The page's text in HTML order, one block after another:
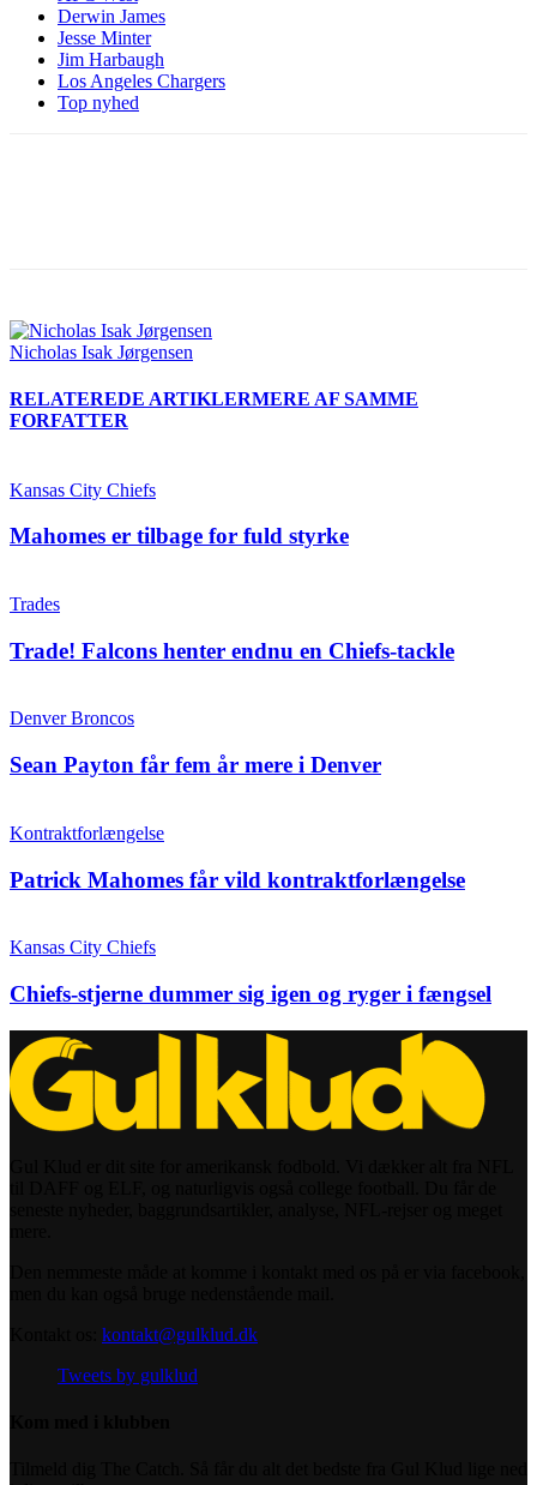
Derwin James
Jesse Minter
Jim Harbaugh
Los Angeles Chargers
Top nyhed
Nicholas Isak Jørgensen
RELATEREDE ARTIKLERMERE AF SAMME
FORFATTER
Kansas City Chiefs
Mahomes er tilbage for fuld styrke
Trades
Trade! Falcons henter endnu en Chiefs-tackle
Denver Broncos
Sean Payton får fem år mere i Denver
Kontraktforlængelse
Patrick Mahomes får vild kontraktforlængelse
Kansas City Chiefs
Chiefs-stjerne dummer sig igen og ryger i fængsel
kontakt@gulklud.dk
Tweets by gulklud